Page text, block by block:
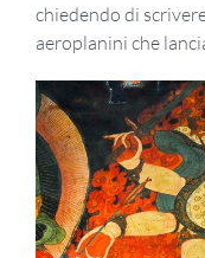
chiedendo di
aeroplanini che